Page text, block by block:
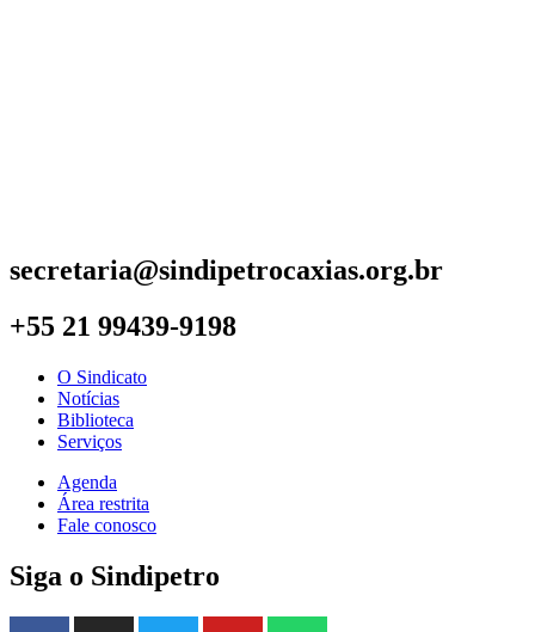
secretaria@sindipetrocaxias.org.br
+55 21 99439-9198
O Sindicato
Notícias
Biblioteca
Serviços
Agenda
Área restrita
Fale conosco
Siga o Sindipetro